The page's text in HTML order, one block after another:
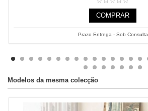
COMPRAR
Prazo Entrega - Sob Consulta
Modelos da mesma colecção